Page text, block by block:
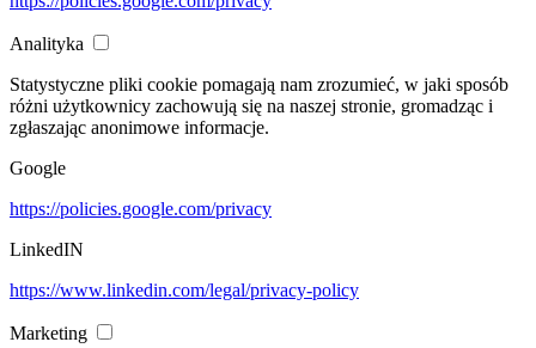
Analityka
Statystyczne pliki cookie pomagają nam zrozumieć, w jaki sposób
różni użytkownicy zachowują się na naszej stronie, gromadząc i
zgłaszając anonimowe informacje.
Google
https://policies.google.com/privacy
LinkedIN
https://www.linkedin.com/legal/privacy-policy
Marketing